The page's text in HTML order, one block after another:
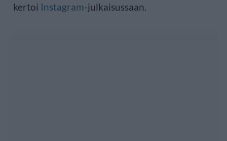
kertoi Instagram-julkaisussaan.